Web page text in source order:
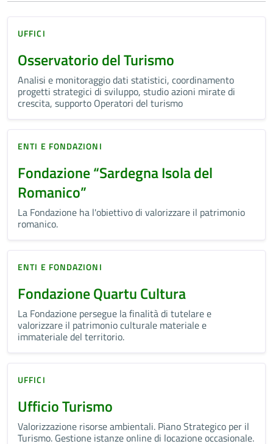
UFFICI
Osservatorio del Turismo
Analisi e monitoraggio dati statistici, coordinamento
progetti strategici di sviluppo, studio azioni mirate di
crescita, supporto Operatori del turismo
ENTI E FONDAZIONI
Fondazione “Sardegna Isola del
Romanico”
La Fondazione ha l'obiettivo di valorizzare il patrimonio
romanico.
ENTI E FONDAZIONI
Fondazione Quartu Cultura
La Fondazione persegue la finalità di tutelare e
valorizzare il patrimonio culturale materiale e
immateriale del territorio.
UFFICI
Ufficio Turismo
Valorizzazione risorse ambientali. Piano Strategico per il
Turismo. Gestione istanze online di locazione occasionale.